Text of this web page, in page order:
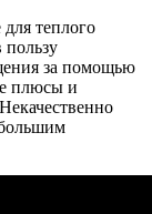
теплого
пользу
за помощью
плюсы и